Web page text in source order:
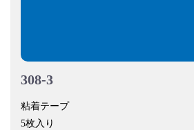
308-3
粘着テープ
5枚入り